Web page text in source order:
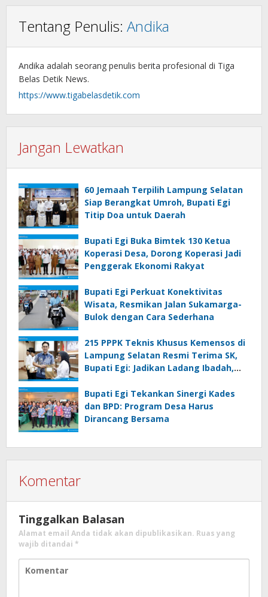
Tentang Penulis: Andika
Andika adalah seorang penulis berita profesional di Tiga
Belas Detik News.
https://www.tigabelasdetik.com
Jangan Lewatkan
60 Jemaah Terpilih Lampung Selatan
Siap Berangkat Umroh, Bupati Egi
Titip Doa untuk Daerah
Bupati Egi Buka Bimtek 130 Ketua
Koperasi Desa, Dorong Koperasi Jadi
Penggerak Ekonomi Rakyat
Bupati Egi Perkuat Konektivitas
Wisata, Resmikan Jalan Sukamarga-
Bulok dengan Cara Sederhana
215 PPPK Teknis Khusus Kemensos di
Lampung Selatan Resmi Terima SK,
Bupati Egi: Jadikan Ladang Ibadah,
Bupati Egi Tekankan Sinergi Kades
dan BPD: Program Desa Harus
Dirancang Bersama
Komentar
Tinggalkan Balasan
Alamat email Anda tidak akan dipublikasikan. Ruas yang
wajib ditandai *